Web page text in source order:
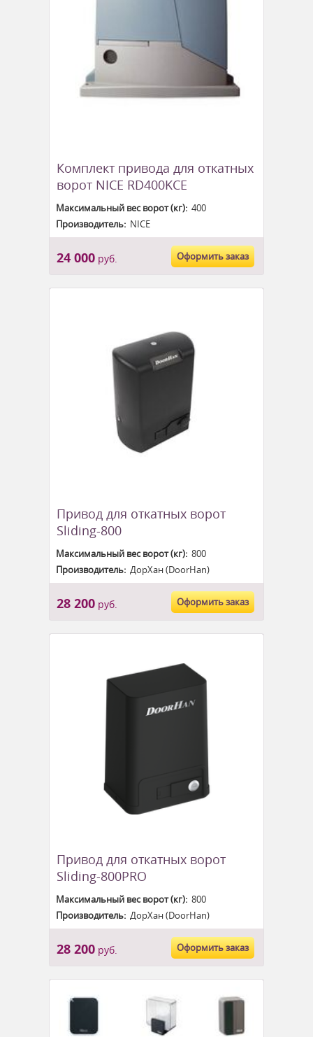
Комплект привода для откатных
ворот NICE RD400KCE
Максимальный вес ворот (кг):400
Производитель:NICE
24 000руб. Оформить заказ
Привод для откатных ворот
Sliding-800
Максимальный вес ворот (кг):800
Производитель:ДорХан (DoorHan)
28 200руб. Оформить заказ
Привод для откатных ворот
Sliding-800PRO
Максимальный вес ворот (кг):800
Производитель:ДорХан (DoorHan)
28 200руб. Оформить заказ